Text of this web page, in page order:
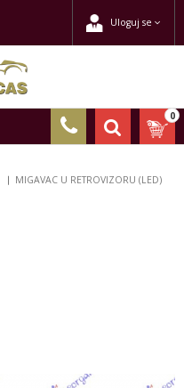
Uloguj se
0
MIGAVAC U RETROVIZORU (LED)